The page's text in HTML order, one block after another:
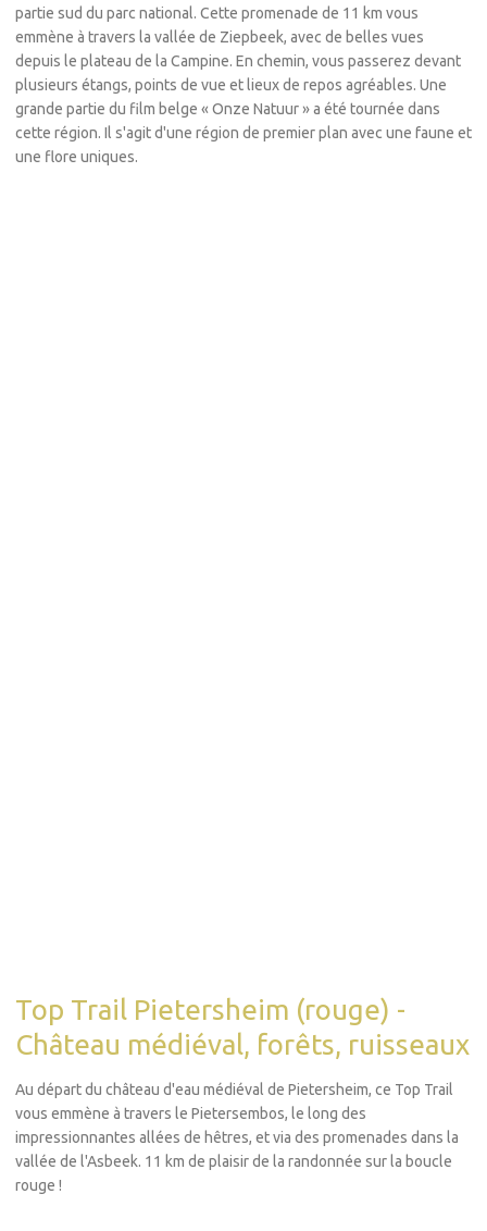
partie sud du parc national. Cette promenade de 11 km vous
emmène à travers la vallée de Ziepbeek, avec de belles vues
depuis le plateau de la Campine. En chemin, vous passerez devant
plusieurs étangs, points de vue et lieux de repos agréables. Une
grande partie du film belge « Onze Natuur » a été tournée dans
cette région. Il s'agit d'une région de premier plan avec une faune et
une flore uniques.
Top Trail Pietersheim (rouge) -
Château médiéval, forêts, ruisseaux
Au départ du château d'eau médiéval de Pietersheim, ce Top Trail
vous emmène à travers le Pietersembos, le long des
impressionnantes allées de hêtres, et via des promenades dans la
vallée de l'Asbeek. 11 km de plaisir de la randonnée sur la boucle
rouge !